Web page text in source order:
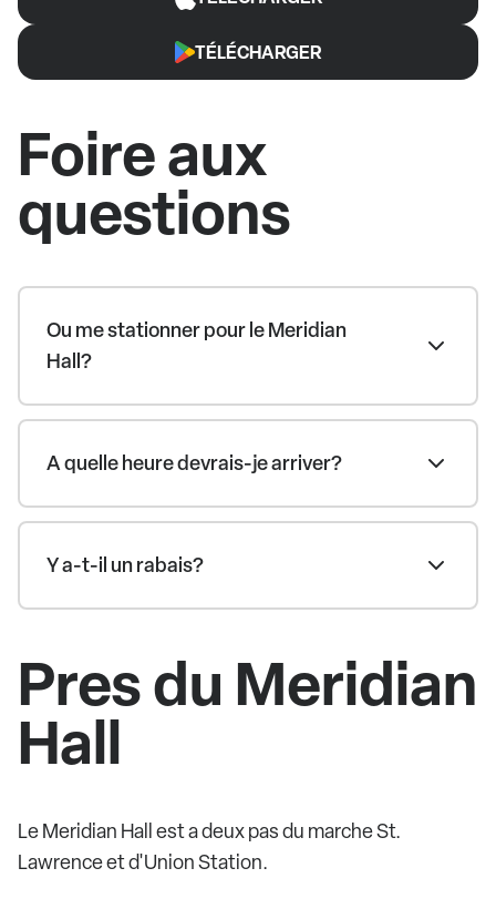
TÉLÉCHARGER
Foire aux
questions
Ou me stationner pour le Meridian
Hall?
A quelle heure devrais-je arriver?
Y a-t-il un rabais?
Pres du Meridian
Hall
Le Meridian Hall est a deux pas du marche St.
Lawrence et d'Union Station.